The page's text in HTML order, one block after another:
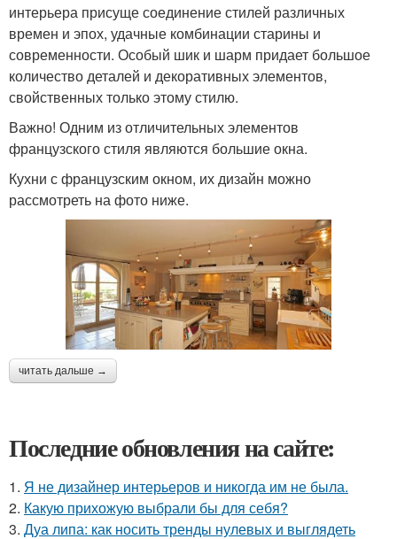
интерьера присуще соединение стилей различных
времен и эпох, удачные комбинации старины и
современности. Особый шик и шарм придает большое
количество деталей и декоративных элементов,
свойственных только этому стилю.
Важно! Одним из отличительных элементов
французского стиля являются большие окна.
Кухни с французским окном, их дизайн можно
рассмотреть на фото ниже.
читать дальше →
Последние обновления на сайте:
1. Я не дизайнер интерьеров и никогда им не была.
2. Какую прихожую выбрали бы для себя?
3. Дуа липа: как носить тренды нулевых и выглядеть